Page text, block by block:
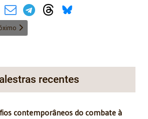
Media
e Poder
artigo: O que a Coreia do Sul ensina
recentes
contemporâneos do combate à